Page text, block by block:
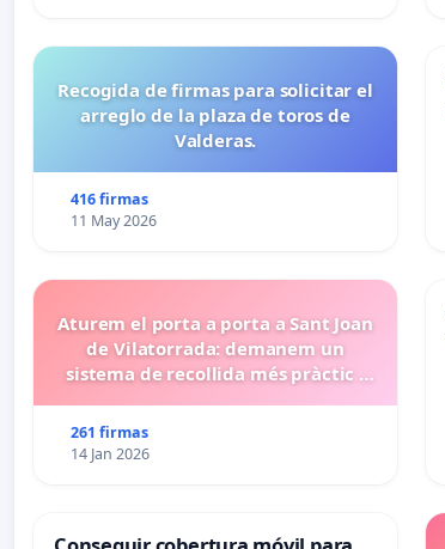
Recogida de firmas para solicitar el
arreglo de la plaza de toros de
Valderas.
416 firmas
11 May 2026
Aturem el porta a porta a Sant Joan
de Vilatorrada: demanem un
sistema de recollida més pràctic i
261 firmas
14 Jan 2026